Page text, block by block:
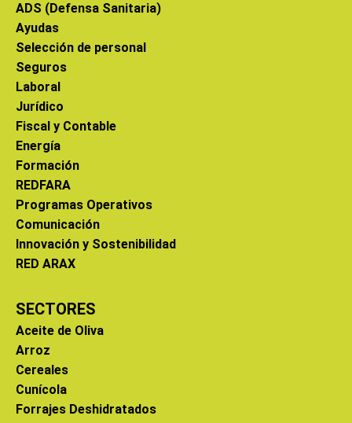
ADS (Defensa Sanitaria)
Ayudas
Selección de personal
Seguros
Laboral
Jurídico
Fiscal y Contable
Energía
Formación
REDFARA
Programas Operativos
Comunicación
Innovación y Sostenibilidad
RED ARAX
SECTORES
Aceite de Oliva
Arroz
Cereales
Cunícola
Forrajes Deshidratados